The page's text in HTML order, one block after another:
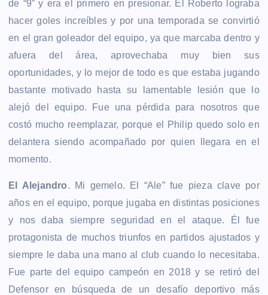
de “9” y era el primero en presionar. El Roberto lograba
hacer goles increíbles y por una temporada se convirtió
en el gran goleador del equipo, ya que marcaba dentro y
afuera del área, aprovechaba muy bien sus
oportunidades, y lo mejor de todo es que estaba jugando
bastante motivado hasta su lamentable lesión que lo
alejó del equipo. Fue una pérdida para nosotros que
costó mucho reemplazar, porque el Philip quedo solo en
delantera siendo acompañado por quien llegara en el
momento.
El Alejandro. Mi gemelo. El “Ale” fue pieza clave por
años en el equipo, porque jugaba en distintas posiciones
y nos daba siempre seguridad en el ataque. Él fue
protagonista de muchos triunfos en partidos ajustados y
siempre le daba una mano al club cuando lo necesitaba.
Fue parte del equipo campeón en 2018 y se retiró del
Defensor en búsqueda de un desafío deportivo más